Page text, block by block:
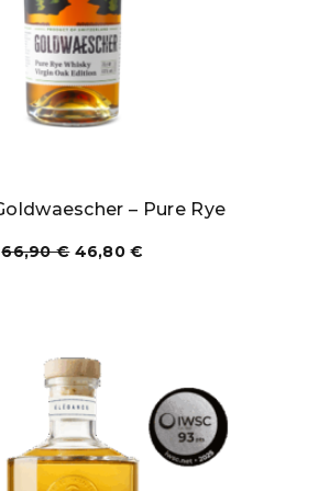
– Pure Rye
66,90€ 46,80€